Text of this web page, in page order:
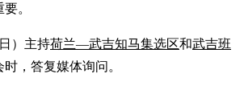
。
）主持荷兰—武吉知马集选区和武吉班
，答复媒体询问。